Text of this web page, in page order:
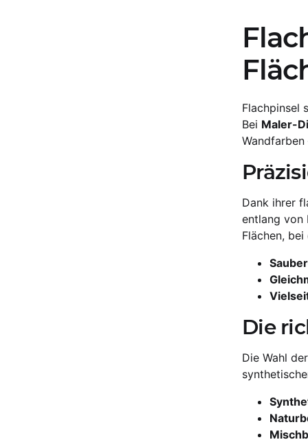
Flachpinsel
Bei Maler-
Dank ihrer
entlang von
Flächen,
Die
Die Wahl